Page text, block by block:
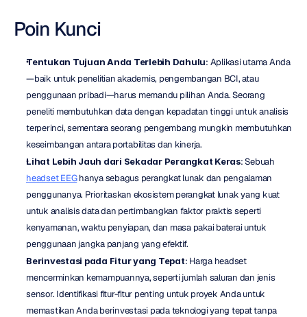
Poin Kunci
Tentukan Tujuan Anda Terlebih Dahulu: Aplikasi utama Anda
—baik untuk penelitian akademis, pengembangan BCI, atau
penggunaan pribadi—harus memandu pilihan Anda. Seorang
peneliti membutuhkan data dengan kepadatan tinggi untuk analisis
terperinci, sementara seorang pengembang mungkin membutuhkan
keseimbangan antara portabilitas dan kinerja.
Lihat Lebih Jauh dari Sekadar Perangkat Keras
headset EEG hanya sebagus perangkat lunak dan pengalaman
penggunanya. Prioritaskan ekosistem perangkat lunak yang kuat
untuk analisis data dan pertimbangkan faktor praktis seperti
kenyamanan, waktu penyiapan, dan masa pakai baterai untuk
penggunaan jangka panjang yang efektif.
Berinvestasi pada Fitur yang Tepat: Harga headset
mencerminkan kemampuannya, seperti jumlah saluran dan jenis
sensor. Identifikasi fitur-fitur penting untuk proyek Anda untuk
memastikan Anda berinvestasi pada teknologi yang tepat tanpa